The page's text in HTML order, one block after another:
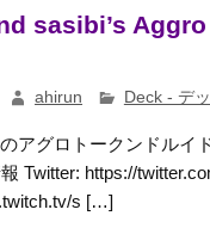
sasibi’s
ahirun Deck - デ
アグロトークンドルイ
Twitter: https://
s […]